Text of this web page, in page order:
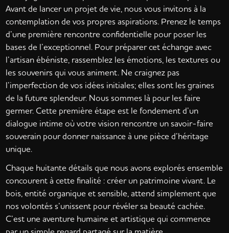
Avant de lancer un projet de vie, nous vous invitons à la
contemplation de vos propres aspirations. Prenez le temps
d’une première rencontre confidentielle pour poser les
bases de l’exceptionnel. Pour préparer cet échange avec
l’artisan ébéniste, rassemblez les émotions, les textures ou
les souvenirs qui vous animent. Ne craignez pas
l’imperfection de vos idées initiales; elles sont les graines
de la future splendeur. Nous sommes là pour les faire
germer. Cette première étape est le fondement d’un
dialogue intime où votre vision rencontre un savoir-faire
souverain pour donner naissance à une pièce d’héritage
unique.
Chaque huitante détails que nous avons explorés ensemble
concourent à cette finalité : créer un patrimoine vivant. Le
bois, entité organique et sensible, attend simplement que
nos volontés s’unissent pour révéler sa beauté cachée.
C’est une aventure humaine et artistique qui commence